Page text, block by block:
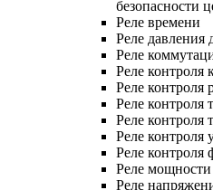
безопасности
Реле времени
Реле давления
Реле
Реле контроля
Реле контроля
Реле контроля
Реле контроля
Реле контроля
Реле контроля
Реле мощности
Реле